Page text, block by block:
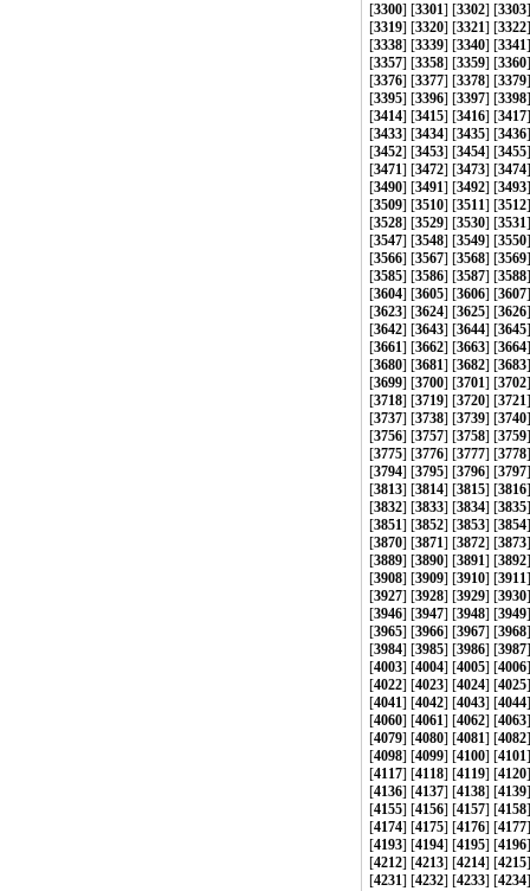
[3300] [3301] [3302] [3303
[3319] [3320] [3321] [3322
[3338] [3339] [3340] [3341
[3357] [3358] [3359] [3360
[3376] [3377] [3378] [3379
[3395] [3396] [3397] [3398
[3414] [3415] [3416] [3417
[3433] [3434] [3435] [3436
[3452] [3453] [3454] [3455
[3471] [3472] [3473] [3474
[3490] [3491] [3492] [3493
[3509] [3510] [3511] [3512
[3528] [3529] [3530] [3531
[3547] [3548] [3549] [3550
[3566] [3567] [3568] [3569
[3585] [3586] [3587] [3588
[3604] [3605] [3606] [3607
[3623] [3624] [3625] [3626
[3642] [3643] [3644] [3645
[3661] [3662] [3663] [3664
[3680] [3681] [3682] [3683
[3699] [3700] [3701] [3702
[3718] [3719] [3720] [3721
[3737] [3738] [3739] [3740
[3756] [3757] [3758] [3759
[3775] [3776] [3777] [3778
[3794] [3795] [3796] [3797
[3813] [3814] [3815] [3816
[3832] [3833] [3834] [3835
[3851] [3852] [3853] [3854
[3870] [3871] [3872] [3873
[3889] [3890] [3891] [3892
[3908] [3909] [3910] [3911
[3927] [3928] [3929] [3930
[3946] [3947] [3948] [3949
[3965] [3966] [3967] [3968
[3984] [3985] [3986] [3987
[4003] [4004] [4005] [4006
[4022] [4023] [4024] [4025
[4041] [4042] [4043] [4044
[4060] [4061] [4062] [4063
[4079] [4080] [4081] [4082
[4098] [4099] [4100] [4101
[4117] [4118] [4119] [4120
[4136] [4137] [4138] [4139
[4155] [4156] [4157] [4158
[4174] [4175] [4176] [4177
[4193] [4194] [4195] [4196
[4212] [4213] [4214] [4215
[4231] [4232] [4233] [4234